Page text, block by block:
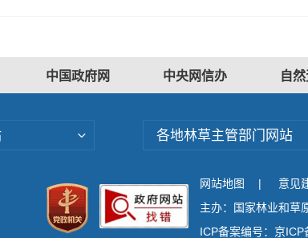
中国政府网 中央网信办 自
各地林草主管部门网站
网站地图 | 意见
主办：国家林业和草
ICP备案编号：京